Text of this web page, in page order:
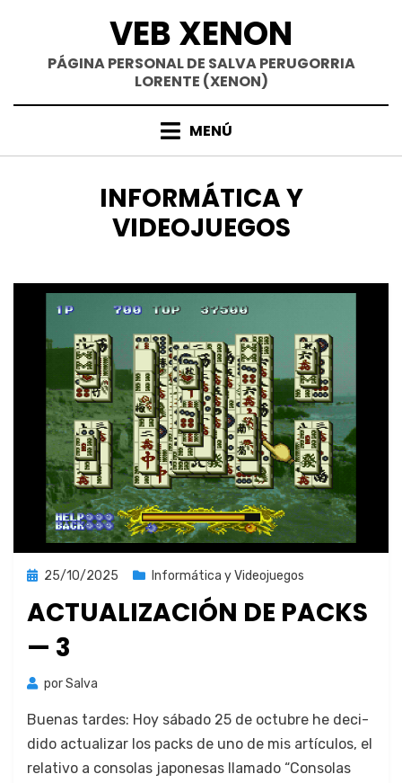
contenido
VEB XENON
PÁGINA PERSONAL DE SALVA PERUGORRIA
LORENTE (XENON)
MENÚ
CATEGORÍA
:
INFORMÁTICA Y
VIDEOJUEGOS
Publicada
25/10/2025 Informática y Videojuegos
ACTUALIZACIÓN DE PACKS
— 3
porSalva
Bue­nas tardes: Hoy sába­do 25 de octubre he deci­
di­do actu­alizar los packs de uno de mis artícu­los, el
rel­a­ti­vo a con­so­las japone­sas lla­ma­do “Con­so­las